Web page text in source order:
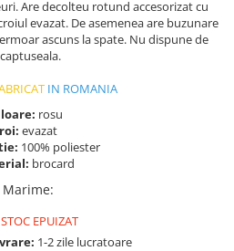
Are decolteu rotund accesorizat cu
evazat. De asemenea are buzunare
ascuns la spate. Nu dispune de
captuseala.
IN ROMANIA
rosu
evazat
100% poliester
brocard
Marime:
STOC EPUIZAT
1-2 zile lucratoare